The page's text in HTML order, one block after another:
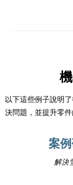
以下這些例子說明
決問題，並提升零
案
解決